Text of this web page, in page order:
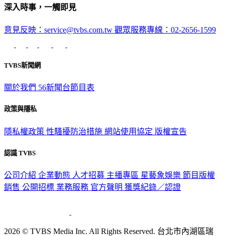
深入時事，一觸即見
意見反映：service@tvbs.com.tw 觀眾服務專線：02-2656-1599
TVBS新聞網
關於我們 56新聞台節目表
政策與隱私
隱私權政策 性騷擾防治措施 網站使用協定 版權宣告
認識 TVBS
公司介紹 企業動態 人才招募 主播專區 星藝象娛樂 節目版權
銷售 公開招標 業務服務 官方聲明 獲獎紀錄／認證
2026 © TVBS Media Inc. All Rights Reserved. 台北市內湖區瑞